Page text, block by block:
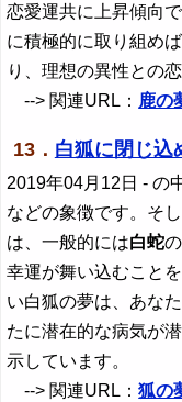
恋愛運共に上昇傾向
に積極的に取り組め
り、理想の異性との
--> 関連URL： 鹿の
13． 白狐に閉じ込
2019年04月12日 - の
などの象徴です。そ
は、一般的には白蛇
幸運が舞い込むこと
い白狐の夢は、あな
たに潜在的な病気が
示しています。
--> 関連URL：狐の